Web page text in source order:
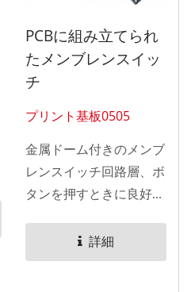
PCBに組み立てられ
たメンブレンスイッ
チ
プリント基板0505
金属ドーム付きのメンブ
レンスイッチ回路層、ボ
タンを押すときに良好な
属ドームが組み立てられ
ています。
詳細